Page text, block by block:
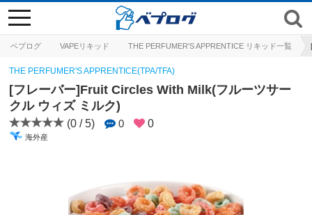
ベプログ VAPEリキッド THE PERFUMER'S APPRENTICE リキッド一覧
toggle
navigation
THE PERFUMER'S APPRENTICE(TPA/TFA)
[フレーバー]Fruit Circles With Milk(フルーツサー
クル ウィズ ミルク)
(0 / 5) 0 0
海外産